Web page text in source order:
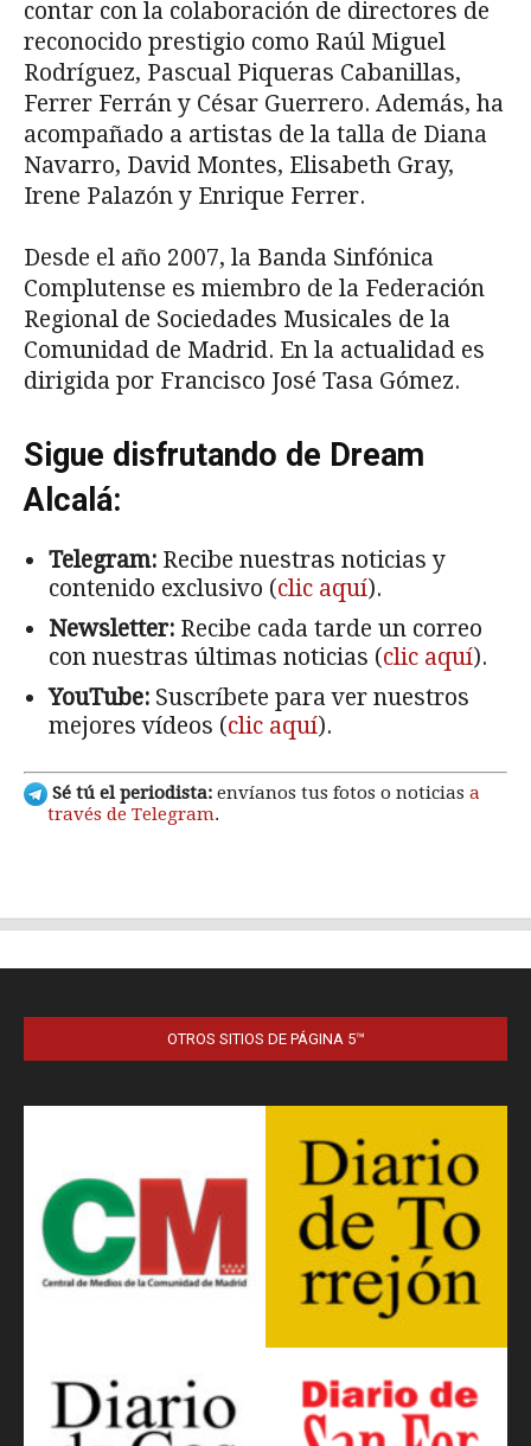
OTROS SITIOS DE PÁGINA 5™